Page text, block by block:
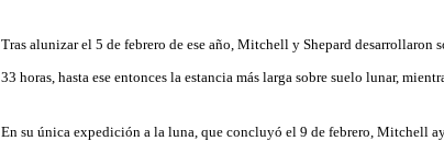
Tras alunizar el 5 de febrero de ese año, Mitchell y Shepard desarrollaron
33 horas, hasta ese entonces la estancia más larga sobre suelo lunar,
En su única expedición a la luna, que concluyó el 9 de febrero, Mitchell